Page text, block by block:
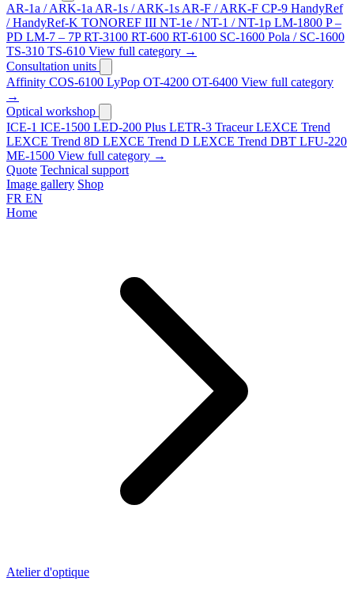
AR-1a / ARK-1a AR-1s / ARK-1s AR-F / ARK-F CP-9 HandyRef
/ HandyRef-K TONOREF III NT-1e / NT-1 / NT-1p LM-1800 P –
PD LM-7 – 7PRT-3100 RT-600 RT-6100 SC-1600 Pola / SC-1600
TS-310 TS-610 View full category →
Consultation units
Affinity COS-6100 LyPop OT-4200 OT-6400 View full category
→
Optical workshop
ICE-1 ICE-1500 LED-200 Plus LETR-3 Traceur LEXCE Trend
LEXCE Trend 8D LEXCE Trend D LEXCE Trend DBT LFU-220
ME-1500 View full category →
Quote Technical support
Image gallery Shop
FR EN
Home
Atelier d'optique